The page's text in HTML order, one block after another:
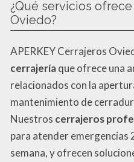
¿Qué servicios ofrece
Oviedo?
APERKEY Cerrajeros
cerrajeríaque ofrece una
relacionados con la
mantenimiento de
Nuestros cerrajeros
para atender emergencias
semana, y ofrecen